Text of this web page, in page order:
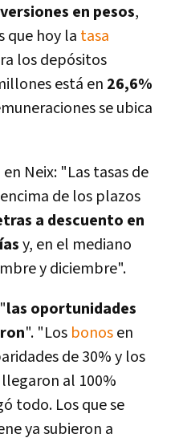
en pesos,
que hoy la tasa
los depósitos
está en 26,6%
se ubica
Neix: "Las tasas de
de los plazos
a descuento en
y, en el mediano
y diciembre".
las oportunidades
". "Los bonosen
de 30% y los
al 100%
todo. Los que se
ya subieron a